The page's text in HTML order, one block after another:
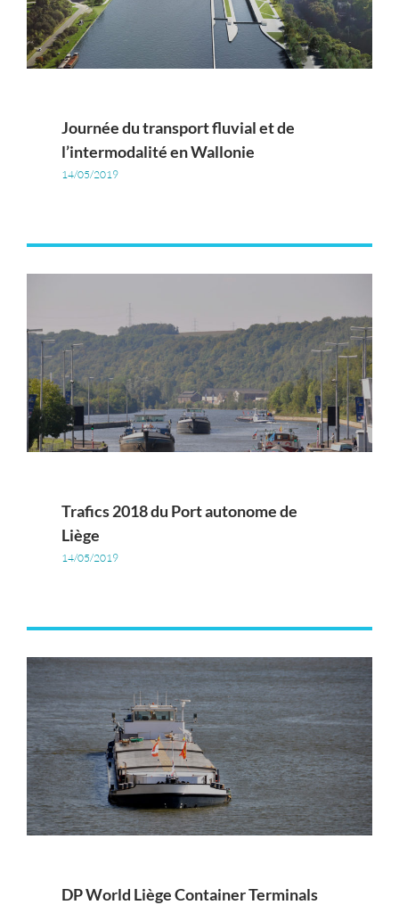
Journée du transport fluvial et de
l’intermodalité en Wallonie
14/05/2019
Trafics 2018 du Port autonome de
Liège
14/05/2019
DP World Liège Container Terminals